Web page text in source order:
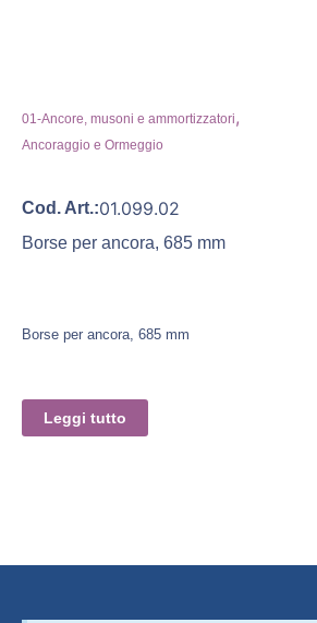
01-Ancore, musoni e ammortizzatori,
Ancoraggio e Ormeggio
Cod. Art.:01.099.02
Borse per ancora, 685 mm
Borse per ancora, 685 mm
Leggi tutto